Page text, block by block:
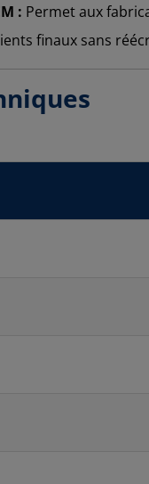
: Permet aux
finaux sans